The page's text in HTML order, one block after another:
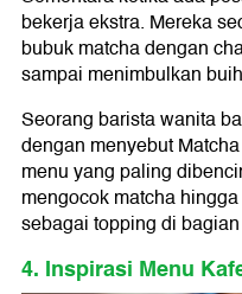
bekerja ekstra. Mereka
bubuk matcha dengan
sampai menimbulkan
Seorang barista wanita
dengan menyebut
menu yang paling
mengocok matcha
sebagai topping di
4. Inspirasi Menu